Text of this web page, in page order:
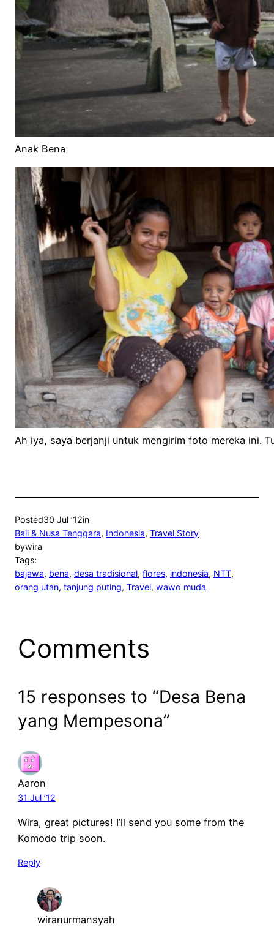
Anak Bena
Ah iya, saya berjanji untuk mengirim foto mereka ini.
Posted30 Jul ’12in
Bali & Nusa Tenggara, Indonesia, Travel Story
bywira
Tags:
bajawa, bena, desa tradisional, flores, indonesia, NTT
orang utan, tanjung puting, Travel, wawo muda
Comments
15 responses to “Desa Bena
yang Mempesona”
Aaron
31 Jul ’12
Wira, great pictures! I’ll send you some from the
Komodo trip soon.
Reply
wiranurmansyah